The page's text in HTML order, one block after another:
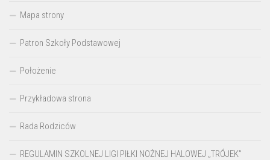
Mapa strony
Patron Szkoły Podstawowej
Położenie
Przykładowa strona
Rada Rodziców
REGULAMIN SZKOLNEJ LIGI PIŁKI NOŻNEJ HALOWEJ „TRÓJEK”